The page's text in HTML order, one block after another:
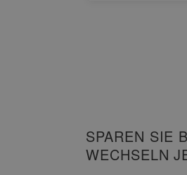
SPAREN SIE
WECHSELN